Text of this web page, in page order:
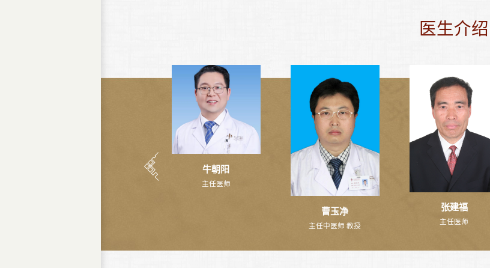
医生介绍
牛朝阳
主任医师
曹玉净
主任中医师 教授
张建福
主任医师